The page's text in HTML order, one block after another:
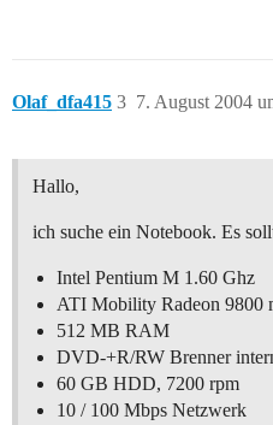
Olaf_dfa415 7. August 2004
3
Hallo,
ich suche ein Notebook. Es
Intel Pentium M 1.60 Ghz
ATI Mobility Radeon 9800
512 MB RAM
DVD-+R/RW Brenner
60 GB HDD, 7200 rpm
10 / 100 Mbps Netzwerk